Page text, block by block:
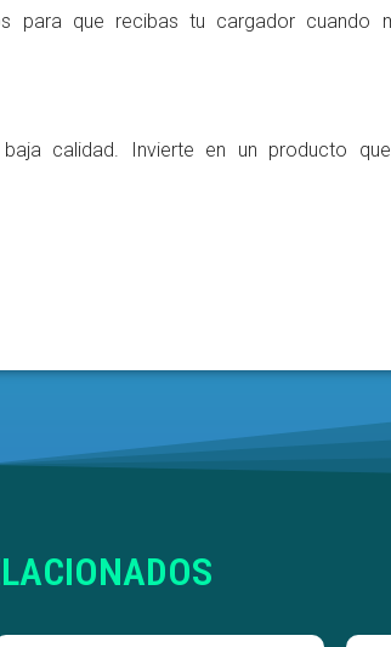
para que recibas tu cargador cuando
calidad. Invierte en un producto